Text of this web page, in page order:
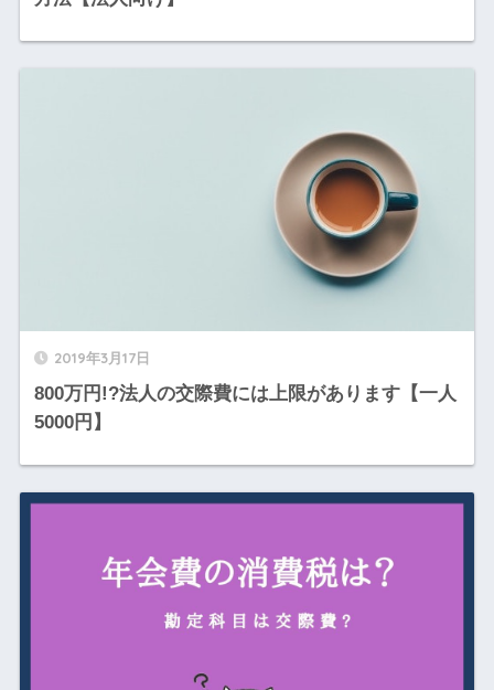
2019年3月17日
800万円!?法人の交際費には上限があります【一人
5000円】